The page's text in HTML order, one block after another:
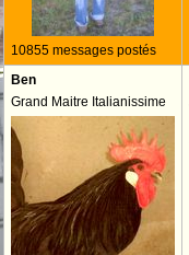
10855 messages postés
Ben
Grand Maitre Italianissime